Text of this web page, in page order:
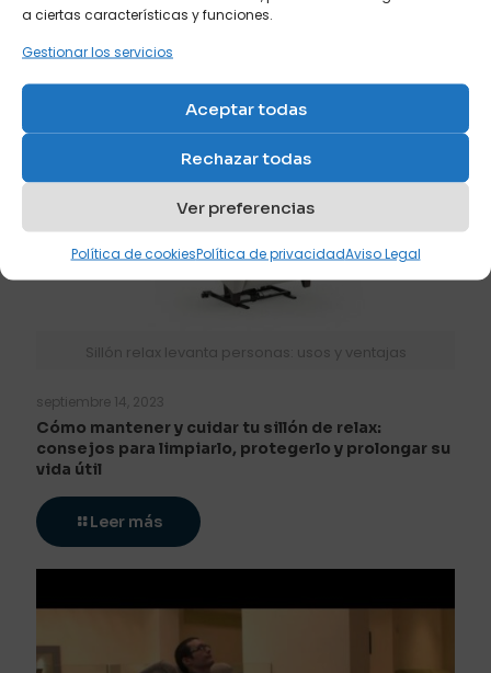
a ciertas características y funciones.
Gestionar los servicios
Aceptar todas
Rechazar todas
Ver preferencias
Política de cookiesPolítica de privacidadAviso Legal
Leer más
Sillón relax levanta personas: usos y ventajas
septiembre 14, 2023
Cómo mantener y cuidar tu sillón de relax:
consejos para limpiarlo, protegerlo y prolongar su
vida útil
Leer más